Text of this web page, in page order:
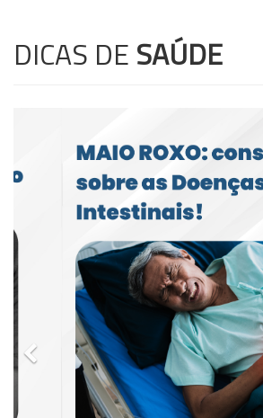
DICAS DE SAÚDE